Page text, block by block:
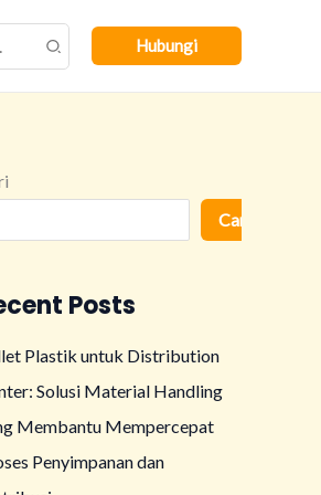
Hubungi
Cari
Posts
Plastik untuk Distribution
Solusi Material Handling
Membantu Mempercepat
Penyimpanan dan